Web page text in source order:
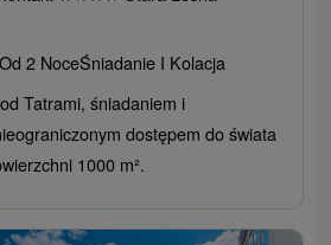
Od 2 NoceŚniadanie I Kolacja
Tatrami, śniadaniem i
dostępem do świata
1000 m².